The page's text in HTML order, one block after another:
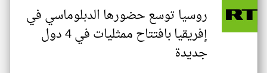
روسيا توسع حضورها الدبلوماسي في
إفريقيا بافتتاح ممثليات في 4 دول
جديدة